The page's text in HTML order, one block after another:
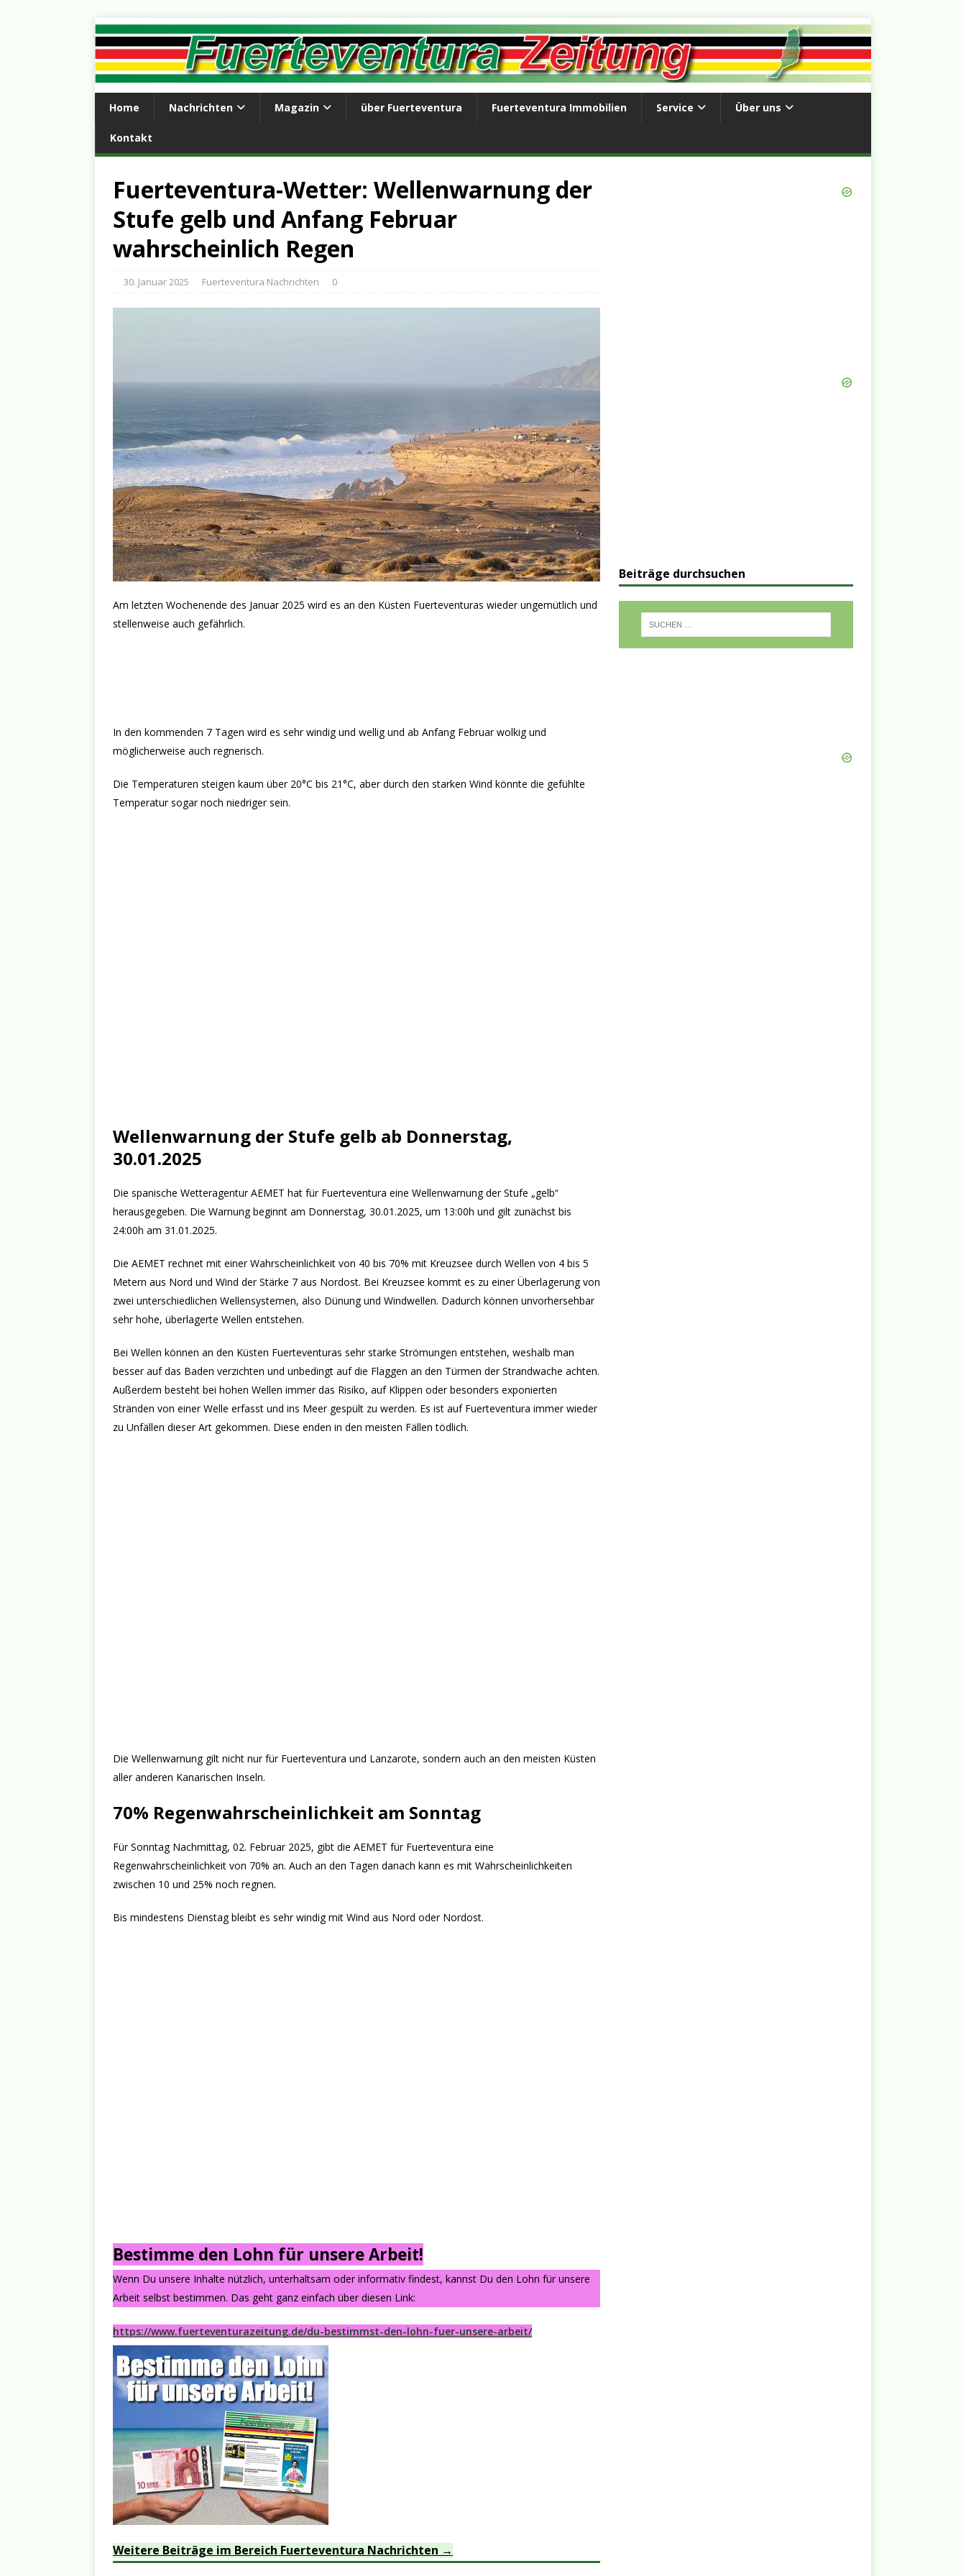
Home Nachrichten Magazin über Fuerteventura Fuerteventura Immobilien Service Über uns
Kontakt
Fuerteventura-Wetter: Wellenwarnung der
Stufe gelb und Anfang Februar
wahrscheinlich Regen
30. Januar 2025 Fuerteventura Nachrichten 0
Am letzten Wochenende des Januar 2025 wird es an den Küsten Fuerteventuras wieder ungemütlich und
stellenweise auch gefährlich.
In den kommenden 7 Tagen wird es sehr windig und wellig und ab Anfang Februar wolkig und
möglicherweise auch regnerisch.
Die Temperaturen steigen kaum über 20°C bis 21°C, aber durch den starken Wind könnte die gefühlte
Temperatur sogar noch niedriger sein.
Wellenwarnung der Stufe gelb ab Donnerstag,
30.01.2025
Die spanische Wetteragentur AEMET hat für Fuerteventura eine Wellenwarnung der Stufe „gelb“
herausgegeben. Die Warnung beginnt am Donnerstag, 30.01.2025, um 13:00h und gilt zunächst bis
24:00h am 31.01.2025.
Die AEMET rechnet mit einer Wahrscheinlichkeit von 40 bis 70% mit Kreuzsee durch Wellen von 4 bis 5
Metern aus Nord und Wind der Stärke 7 aus Nordost. Bei Kreuzsee kommt es zu einer Überlagerung von
zwei unterschiedlichen Wellensystemen, also Dünung und Windwellen. Dadurch können unvorhersehbar
sehr hohe, überlagerte Wellen entstehen.
Bei Wellen können an den Küsten Fuerteventuras sehr starke Strömungen entstehen, weshalb man
besser auf das Baden verzichten und unbedingt auf die Flaggen an den Türmen der Strandwache achten.
Außerdem besteht bei hohen Wellen immer das Risiko, auf Klippen oder besonders exponierten
Stränden von einer Welle erfasst und ins Meer gespült zu werden. Es ist auf Fuerteventura immer wieder
zu Unfällen dieser Art gekommen. Diese enden in den meisten Fällen tödlich.
Die Wellenwarnung gilt nicht nur für Fuerteventura und Lanzarote, sondern auch an den meisten Küsten
aller anderen Kanarischen Inseln.
70% Regenwahrscheinlichkeit am Sonntag
Für Sonntag Nachmittag, 02. Februar 2025, gibt die AEMET für Fuerteventura eine
Regenwahrscheinlichkeit von 70% an. Auch an den Tagen danach kann es mit Wahrscheinlichkeiten
zwischen 10 und 25% noch regnen.
Bis mindestens Dienstag bleibt es sehr windig mit Wind aus Nord oder Nordost.
Bestimme den Lohn für unsere Arbeit!
Wenn Du unsere Inhalte nützlich, unterhaltsam oder informativ findest, kannst Du den Lohn für unsere
Arbeit selbst bestimmen. Das geht ganz einfach über diesen Link:
https://www.fuerteventurazeitung.de/du-bestimmst-den-lohn-fuer-unsere-arbeit/
Weitere Beiträge im Bereich Fuerteventura Nachrichten
Beiträge durchsuchen